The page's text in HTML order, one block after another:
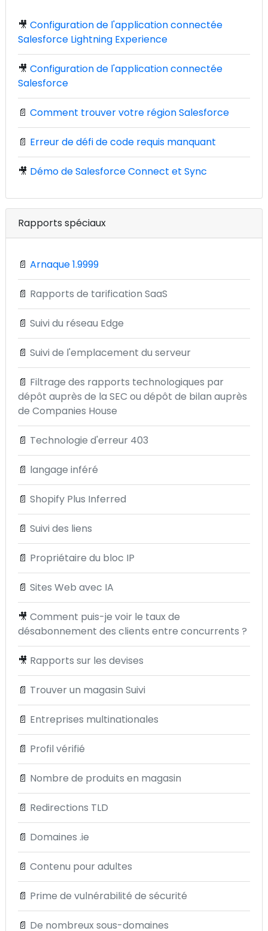
🎥 Configuration de l'application connectée
Salesforce Lightning Experience
🎥 Configuration de l'application connectée
Salesforce
📄 Comment trouver votre région Salesforce
📄 Erreur de défi de code requis manquant
🎥 Démo de Salesforce Connect et Sync
Rapports spéciaux
📄 Arnaque 1.9999
📄 Rapports de tarification SaaS
📄 Suivi du réseau Edge
📄 Suivi de l'emplacement du serveur
📄 Filtrage des rapports technologiques par
dépôt auprès de la SEC ou dépôt de bilan auprès
de Companies House
📄 Technologie d'erreur 403
📄 langage inféré
📄 Shopify Plus Inferred
📄 Suivi des liens
📄 Propriétaire du bloc IP
📄 Sites Web avec IA
🎥 Comment puis-je voir le taux de
désabonnement des clients entre concurrents ?
🎥 Rapports sur les devises
📄 Trouver un magasin Suivi
📄 Entreprises multinationales
📄 Profil vérifié
📄 Nombre de produits en magasin
📄 Redirections TLD
📄 Domaines .ie
📄 Contenu pour adultes
📄 Prime de vulnérabilité de sécurité
📄 De nombreux sous-domaines